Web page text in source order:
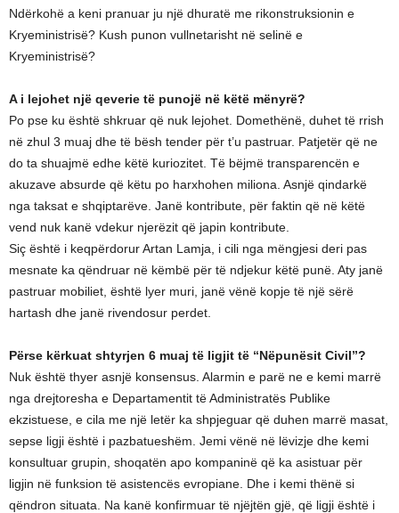
Ndërkohë a keni pranuar ju një dhuratë me rikonstruksionin e
Kryeministrisë? Kush punon vullnetarisht në selinë e
Kryeministrisë?
A i lejohet një qeverie të punojë në këtë mënyrë?
Po pse ku është shkruar që nuk lejohet. Domethënë, duhet të rrish
në zhul 3 muaj dhe të bësh tender për t’u pastruar. Patjetër që ne
do ta shuajmë edhe këtë kuriozitet. Të bëjmë transparencën e
akuzave absurde që këtu po harxhohen miliona. Asnjë qindarkë
nga taksat e shqiptarëve. Janë kontribute, për faktin që në këtë
vend nuk kanë vdekur njerëzit që japin kontribute.
Siç është i keqpërdorur Artan Lamja, i cili nga mëngjesi deri pas
mesnate ka qëndruar në këmbë për të ndjekur këtë punë. Aty janë
pastruar mobiliet, është lyer muri, janë vënë kopje të një sërë
hartash dhe janë rivendosur perdet.
Përse kërkuat shtyrjen 6 muaj të ligjit të “Nëpunësit Civil”?
Nuk është thyer asnjë konsensus. Alarmin e parë ne e kemi marrë
nga drejtoresha e Departamentit të Administratës Publike
ekzistuese, e cila me një letër ka shpjeguar që duhen marrë masat,
sepse ligji është i pazbatueshëm. Jemi vënë në lëvizje dhe kemi
konsultuar grupin, shoqatën apo kompaninë që ka asistuar për
ligjin në funksion të asistencës evropiane. Dhe i kemi thënë si
qëndron situata. Na kanë konfirmuar të njëjtën gjë, që ligji është i